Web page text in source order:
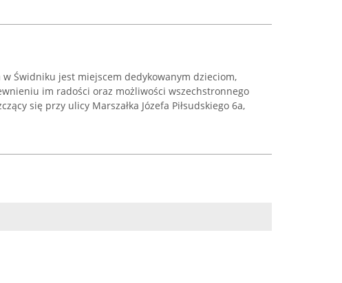
w Świdniku jest miejscem dedykowanym dzieciom,
im radości oraz możliwości wszechstronnego
się przy ulicy Marszałka Józefa Piłsudskiego 6a,